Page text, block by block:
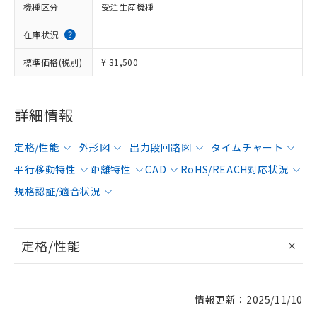
機種区分 受注生産機種
在庫状況
標準価格(税別) ¥ 31,500
詳細情報
定格/性能 外形図 出力段回路図
タイムチャート
平行移動特性
距離特性 CAD
RoHS/REACH対応状況
規格認証/適合状況
定格/性能
情報更新：2025/11/10